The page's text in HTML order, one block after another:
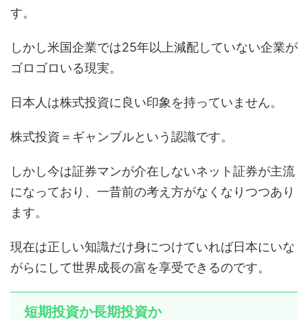
す。
しかし米国企業では25年以上減配していない企業が
ゴロゴロいる現実。
日本人は株式投資に良い印象を持っていません。
株式投資＝ギャンブルという認識です。
しかし今は証券マンが介在しないネット証券が主流
になっており、一昔前の考え方がなくなりつつあり
ます。
現在は正しい知識だけ身につけていれば日本にいな
がらにして世界成長の富を享受できるのです。
短期投資か長期投資か